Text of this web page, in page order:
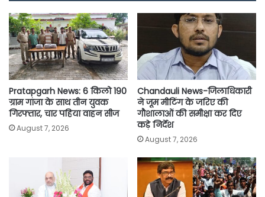
o
o
k
e
r
A
p
p
i
n
k
Pratapgarh News: 6 किलो 190
ग्राम गांजा के साथ तीन युवक
गिरफ्तार, चार पहिया वाहन सीज
August 7, 2026
Chandauli News-जिलाधिकारी
ने जूम मीटिंग के जरिए की
गौशालाओं की समीक्षा कर दिए
कड़े निर्देश
August 7, 2026